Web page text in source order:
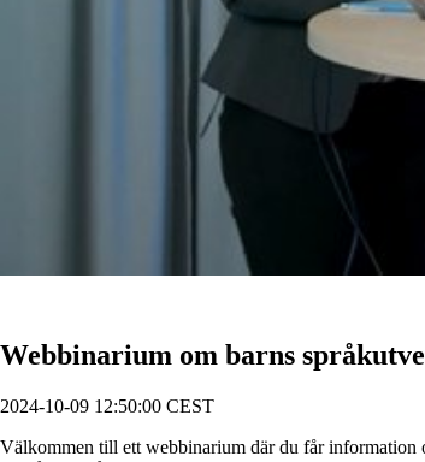
Webbinarium om barns
2024-10-09 12:50:00 CEST
Välkommen till ett webbinarium där du får information